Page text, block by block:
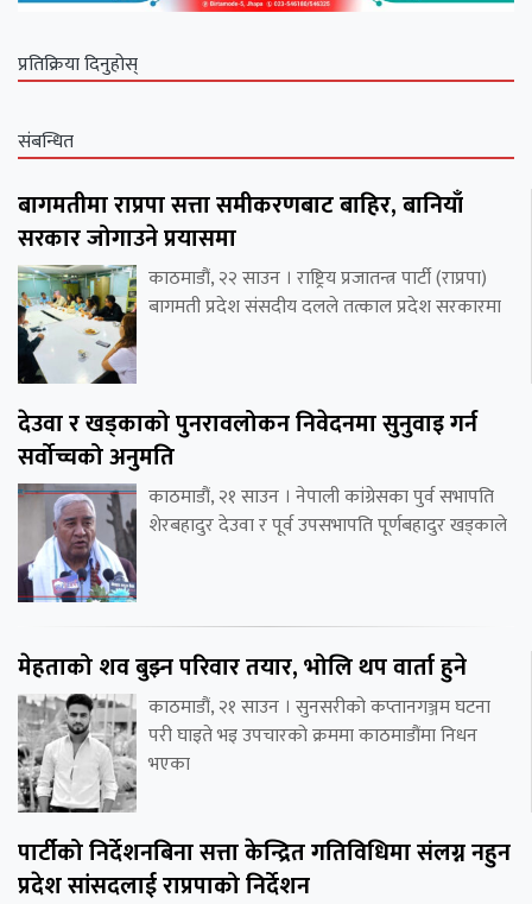
प्रतिक्रिया दिनुहोस्
संबन्धित
बागमतीमा राप्रपा सत्ता समीकरणबाट बाहिर, बानियाँ
सरकार जोगाउने प्रयासमा
काठमाडौं, २२ साउन । राष्ट्रिय प्रजातन्त्र पार्टी (राप्रपा)
बागमती प्रदेश संसदीय दलले तत्काल प्रदेश सरकारमा
देउवा र खड्काको पुनरावलोकन निवेदनमा सुनुवाइ गर्न
सर्वोच्चको अनुमति
काठमाडौं, २१ साउन । नेपाली कांग्रेसका पुर्व सभापति
शेरबहादुर देउवा र पूर्व उपसभापति पूर्णबहादुर खड्काले
मेहताको शव बुझ्न परिवार तयार, भोलि थप वार्ता हुने
काठमाडौं, २१ साउन । सुनसरीको कप्तानगञ्जम घटना
परी घाइते भइ उपचारको क्रममा काठमाडौंमा निधन
भएका
पार्टीको निर्देशनबिना सत्ता केन्द्रित गतिविधिमा संलग्न नहुन
प्रदेश सांसदलाई राप्रपाको निर्देशन